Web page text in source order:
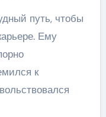
путь, чтобы
Ему
к